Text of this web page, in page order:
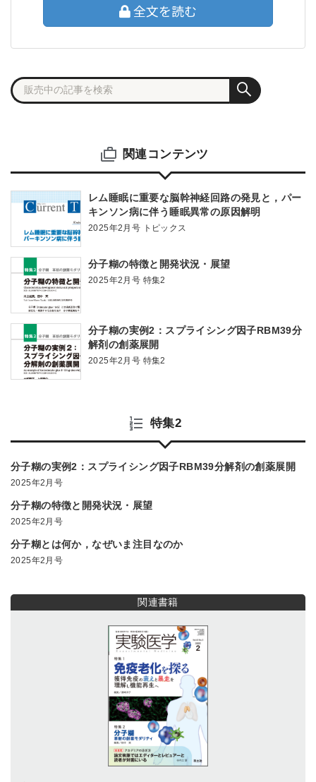
全文を読む
関連コンテンツ
レム睡眠に重要な脳幹神経回路の発見と，パー
キンソン病に伴う睡眠異常の原因解明
2025年2月号 トピックス
分子糊の特徴と開発状況・展望
2025年2月号 特集2
分子糊の実例2：スプライシング因子RBM39分
解剤の創薬展開
2025年2月号 特集2
特集2
分子糊の実例2：スプライシング因子RBM39分解剤の創薬展開
2025年2月号
分子糊の特徴と開発状況・展望
2025年2月号
分子糊とは何か，なぜいま注目なのか
2025年2月号
関連書籍